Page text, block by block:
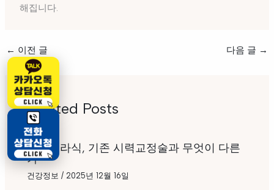
해집니다.
← 이전 글 다음 글 →
Related Posts
스마일라식, 기존 시력교정술과 무엇이 다른
가
건강정보 / 2025년 12월 16일